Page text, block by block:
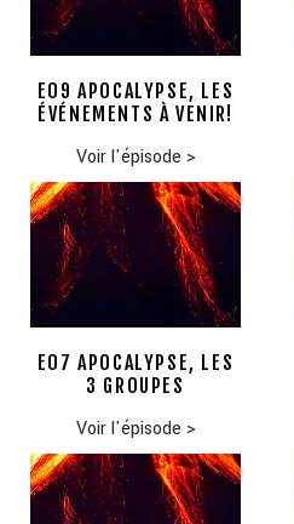
E09 APOCALYPSE, LES
ÉVÉNEMENTS À VENIR!
Voir l'épisode >
E07 APOCALYPSE, LES
3 GROUPES
Voir l'épisode >